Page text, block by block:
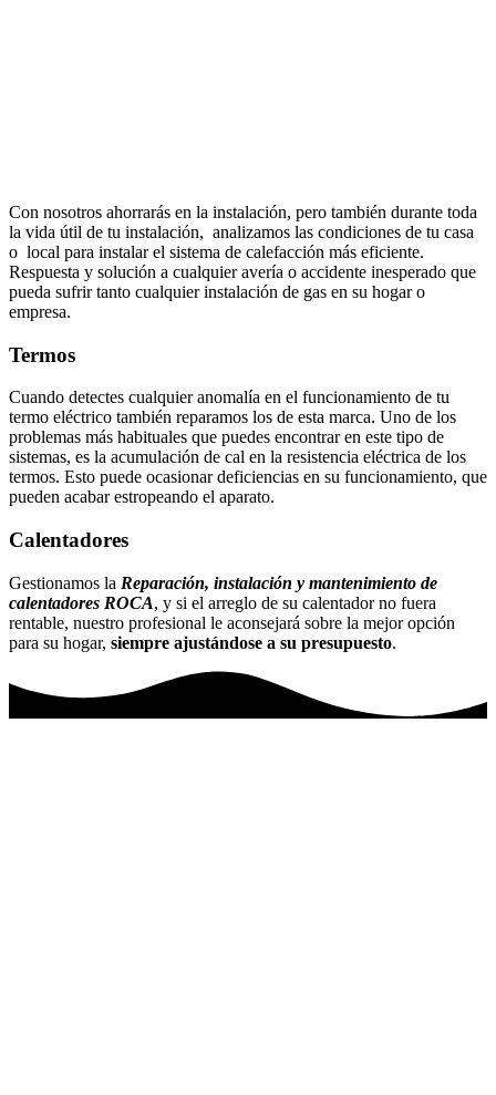
Con nosotros ahorrarás en la instalación, pero también durante toda
la vida útil de tu instalación, analizamos las condiciones de tu casa
o local para instalar el sistema de calefacción más eficiente.
Respuesta y solución a cualquier avería o accidente inesperado que
pueda sufrir tanto cualquier instalación de gas en su hogar o
empresa.
Termos
Cuando detectes cualquier anomalía en el funcionamiento de tu
termo eléctrico también reparamos los de esta marca. Uno de los
problemas más habituales que puedes encontrar en este tipo de
sistemas, es la acumulación de cal en la resistencia eléctrica de los
termos. Esto puede ocasionar deficiencias en su funcionamiento, que
pueden acabar estropeando el aparato.
Calentadores
Gestionamos la Reparación, instalación y mantenimiento de
calentadores ROCA, y si el arreglo de su calentador no fuera
rentable, nuestro profesional le aconsejará sobre la mejor opción
para su hogar, siempre ajustándose a su presupuesto.